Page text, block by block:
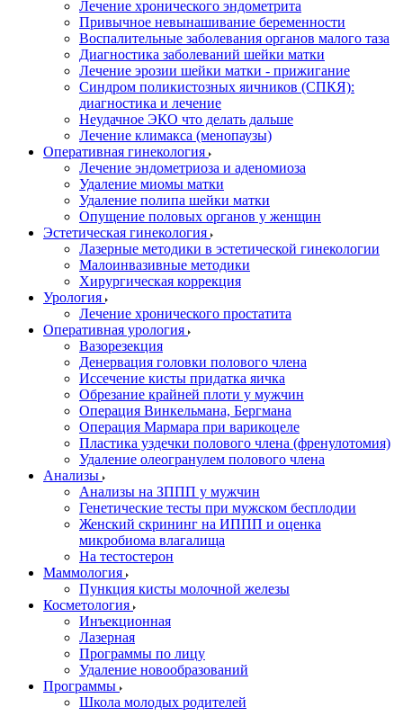
Лечение хронического эндометрита
Привычное невынашивание беременности
Воспалительные заболевания органов малого таза
Диагностика заболеваний шейки матки
Лечение эрозии шейки матки - прижигание
Синдром поликистозных яичников (СПКЯ):
диагностика и лечение
Неудачное ЭКО что делать дальше
Лечение климакса (менопаузы)
Оперативная гинекология
Лечение эндометриоза и аденомиоза
Удаление миомы матки
Удаление полипа шейки матки
Опущение половых органов у женщин
Эстетическая гинекология
Лазерные методики в эстетической гинекологии
Малоинвазивные методики
Хирургическая коррекция
Урология
Лечение хронического простатита
Оперативная урология
Вазорезекция
Денервация головки полового члена
Иссечение кисты придатка яичка
Обрезание крайней плоти у мужчин
Операция Винкельмана, Бергмана
Операция Мармара при варикоцеле
Пластика уздечки полового члена (френулотомия)
Удаление олеогранулем полового члена
Анализы
Анализы на ЗППП у мужчин
Генетические тесты при мужском бесплодии
Женский скрининг на ИППП и оценка
микробиома влагалища
На тестостерон
Маммология
Пункция кисты молочной железы
Косметология
Инъекционная
Лазерная
Программы по лицу
Удаление новообразований
Программы
Школа молодых родителей